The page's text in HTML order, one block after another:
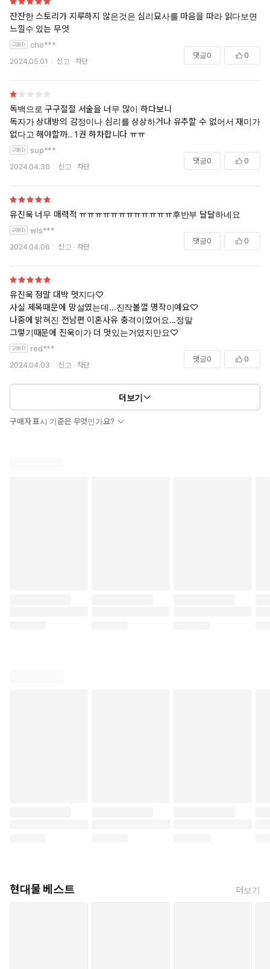
잔잔한 스토리가 지루하지 않은것은 심리묘사를 마음을 따라 읽다보면
느낄수 있는 무엇
cho***
2024.05.01 신고 차단
댓글0 0
독백으로 구구절절 서술을 너무 많이 하다보니
독자가 상대방의 감정이나 심리를 상상하거나 유추할 수 없어서 재미가
없다고 해야할까.. 1권 하차합니다 ㅠㅠ
sup***
2024.04.30 신고 차단
댓글0 0
유진욱 너무 매력적 ㅠㅠㅠㅠㅠㅠㅠㅠㅠㅠㅠㅠ후반부 달달하네요
wls***
2024.04.06 신고 차단
댓글0 0
유진욱 정말 대박 멋지다♡
사실 제목때문에 망설였는데...진작볼껄 명작이예요♡
나중에 밝혀진 전남편 이혼사유 충격이였어요...정말
그렇기때문에 진욱이가 더 멋있는거였지만요♡
red***
2024.04.03 신고 차단
댓글0 0
더보기
구매자 표시 기준은 무엇인가요?
현대물 베스트 더보기